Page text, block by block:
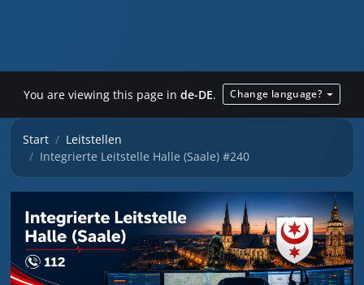
You are viewing this page inde-DE. Change language?
Start
Leitstellen
Integrierte Leitstelle Halle (Saale) #240